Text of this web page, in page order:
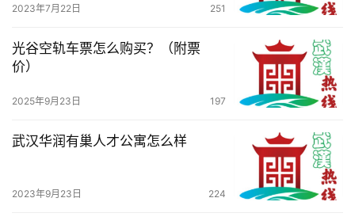
2023年7月22日 251
光谷空轨车票怎么购买？（附票
价）
2025年9月23日 197
武汉华润有巢人才公寓怎么样
2023年9月23日 224